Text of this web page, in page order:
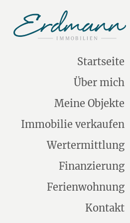
Startseite
Über mich
Meine Objekte
Immobilie verkaufen
Wertermittlung
Finanzierung
Ferienwohnung
Kontakt